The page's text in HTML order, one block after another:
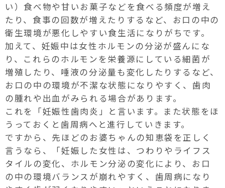
い）食べ物や甘いお菓子などを食べる頻度が増え
たり、食事の回数が増えたりするなど、お口の中の
衛生環境が悪化しやすい食生活になりがちです。
加えて、妊娠中は女性ホルモンの分泌が盛んにな
り、これらのホルモンを栄養源にしている細菌が
増殖したり、唾液の分泌量も変化したりするなど、
お口の中の環境が不潔な状態になりやすく、歯肉
の腫れや出血がみられる場合があります。
これを「妊娠性歯肉炎」と言います。また状態をほ
うっておくと歯周病へと進行していきます。
ですから、先ほどのお婆ちゃんの知恵袋を正しく
言うなら、「妊娠した女性は、つわりやライフス
タイルの変化、ホルモン分泌の変化により、お口
の中の環境バランスが崩れやすく、歯周病になり